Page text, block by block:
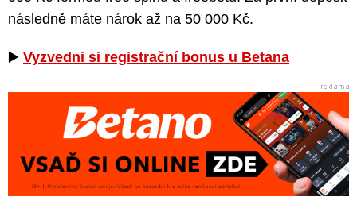
následně máte nárok až na 50 000 Kč.
▶️ Vyzvedni si registrační bonus u Betana